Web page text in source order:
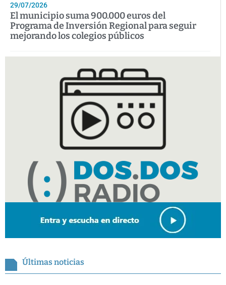
29/07/2026
El municipio suma 900.000 euros del
Programa de Inversión Regional para seguir
mejorando los colegios públicos
Últimas noticias